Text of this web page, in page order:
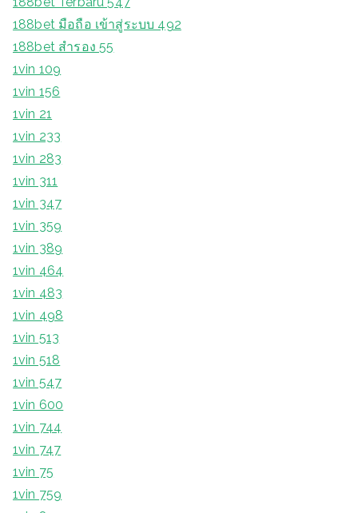
188bet มือถือ เข้าสู่ระบบ 492
188bet สํารอง 55
1vin 109
1vin 156
1vin 21
1vin 233
1vin 283
1vin 311
1vin 347
1vin 359
1vin 389
1vin 464
1vin 483
1vin 498
1vin 513
1vin 518
1vin 547
1vin 600
1vin 744
1vin 747
1vin 75
1vin 759